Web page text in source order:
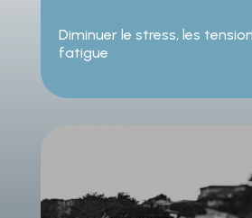
Diminuer le stress, les
fatigue